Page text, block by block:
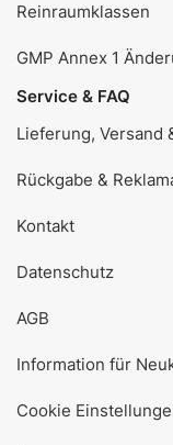
Reinraumklassen
GMP Annex 1
Service & FAQ
Lieferung, Versand
Rückgabe &
Kontakt
Datenschutz
AGB
Information für
Cookie